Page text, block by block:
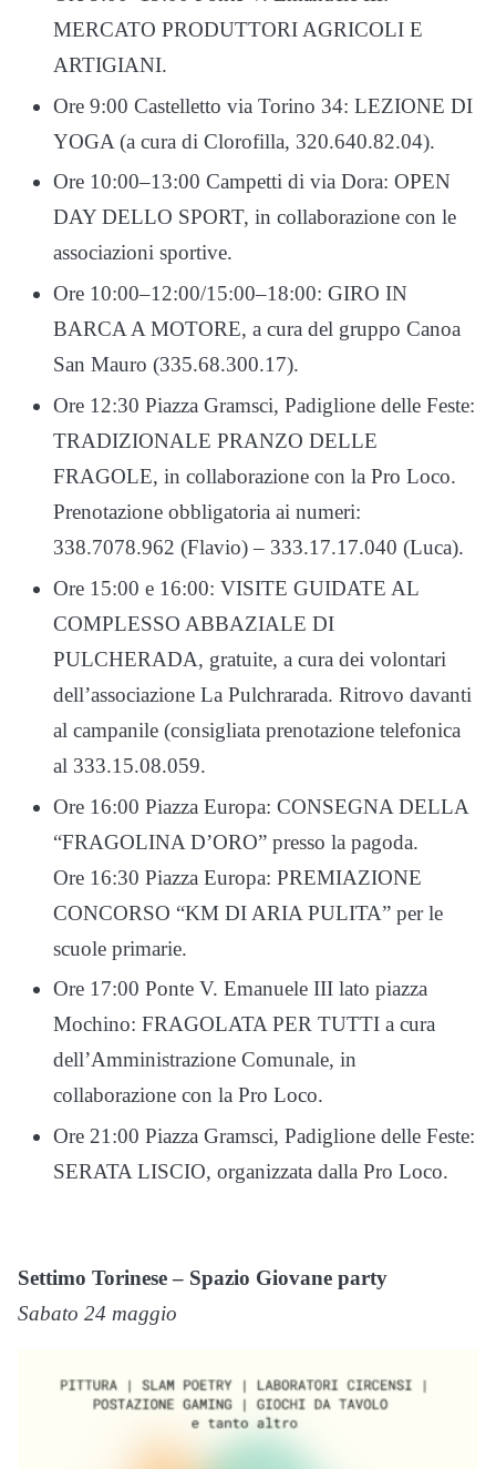
MERCATO PRODUTTORI AGRICOLI E
ARTIGIANI.
Ore 9:00 Castelletto via Torino 34: LEZIONE DI
YOGA (a cura di Clorofilla, 320.640.82.04).
Ore 10:00–13:00 Campetti di via Dora: OPEN
DAY DELLO SPORT, in collaborazione con le
associazioni sportive.
Ore 10:00–12:00/15:00–18:00: GIRO IN
BARCA A MOTORE, a cura del gruppo Canoa
San Mauro (335.68.300.17).
Ore 12:30 Piazza Gramsci, Padiglione delle Feste:
TRADIZIONALE PRANZO DELLE
FRAGOLE, in collaborazione con la Pro Loco.
Prenotazione obbligatoria ai numeri:
338.7078.962 (Flavio) – 333.17.17.040 (Luca).
Ore 15:00 e 16:00: VISITE GUIDATE AL
COMPLESSO ABBAZIALE DI
PULCHERADA, gratuite, a cura dei volontari
dell’associazione La Pulchrarada. Ritrovo davanti
al campanile (consigliata prenotazione telefonica
al 333.15.08.059.
Ore 16:00 Piazza Europa: CONSEGNA DELLA
“FRAGOLINA D’ORO” presso la pagoda.
Ore 16:30 Piazza Europa: PREMIAZIONE
CONCORSO “KM DI ARIA PULITA” per le
scuole primarie.
Ore 17:00 Ponte V. Emanuele III lato piazza
Mochino: FRAGOLATA PER TUTTI a cura
dell’Amministrazione Comunale, in
collaborazione con la Pro Loco.
Ore 21:00 Piazza Gramsci, Padiglione delle Feste:
SERATA LISCIO, organizzata dalla Pro Loco.
Settimo Torinese – Spazio Giovane party
Sabato 24 maggio